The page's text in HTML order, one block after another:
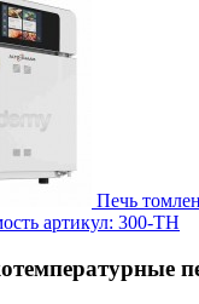
Печь
артикул: 300-TH